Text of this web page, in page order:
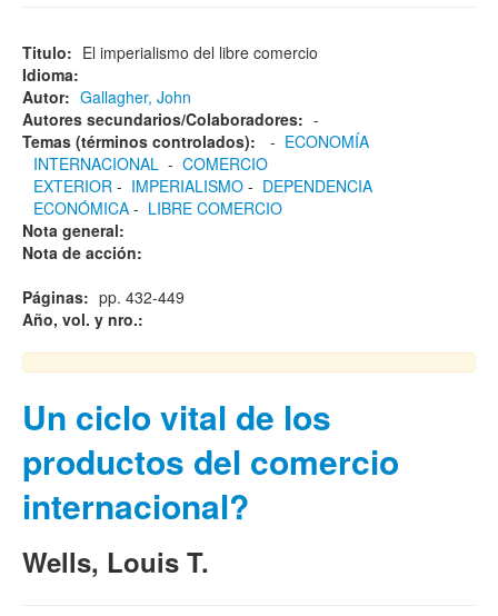
Titulo: El imperialismo del libre comercio
Idioma:
Autor: Gallagher, John
Autores secundarios/Colaboradores: -
Temas (términos controlados):
- ECONOMÍA
INTERNACIONAL - COMERCIO
EXTERIOR - IMPERIALISMO - DEPENDENCIA
ECONÓMICA - LIBRE COMERCIO
Nota general:
Nota de acción:
Páginas: pp. 432-449
Año, vol. y nro.:
Un ciclo vital de los
productos del comercio
internacional?
Wells, Louis T.